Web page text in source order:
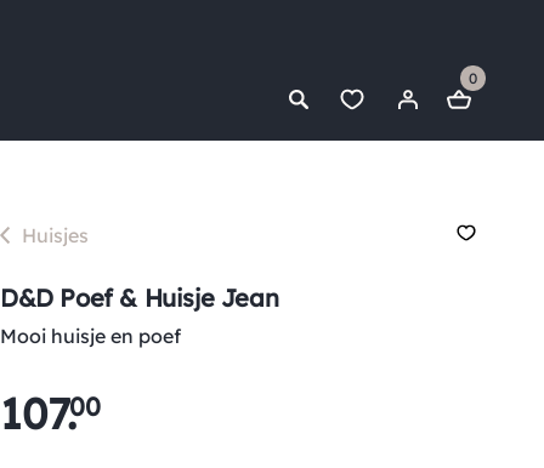
0
Huisjes
D&D Poef & Huisje Jean
Mooi huisje en poef
107.
00